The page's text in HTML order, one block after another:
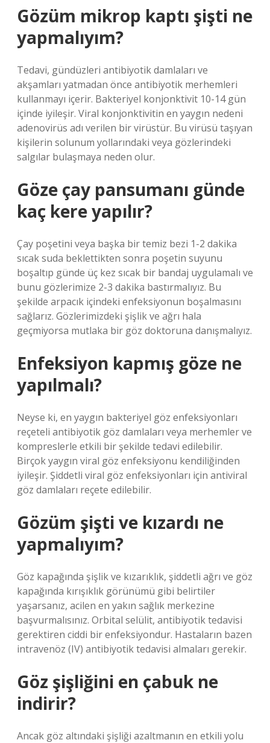
Gözüm mikrop kaptı şişti ne
yapmalıyım?
Tedavi, gündüzleri antibiyotik damlaları ve
akşamları yatmadan önce antibiyotik merhemleri
kullanmayı içerir. Bakteriyel konjonktivit 10-14 gün
içinde iyileşir. Viral konjonktivitin en yaygın nedeni
adenovirüs adı verilen bir virüstür. Bu virüsü taşıyan
kişilerin solunum yollarındaki veya gözlerindeki
salgılar bulaşmaya neden olur.
Göze çay pansumanı günde
kaç kere yapılır?
Çay poşetini veya başka bir temiz bezi 1-2 dakika
sıcak suda beklettikten sonra poşetin suyunu
boşaltıp günde üç kez sıcak bir bandaj uygulamalı ve
bunu gözlerimize 2-3 dakika bastırmalıyız. Bu
şekilde arpacık içindeki enfeksiyonun boşalmasını
sağlarız. Gözlerimizdeki şişlik ve ağrı hala
geçmiyorsa mutlaka bir göz doktoruna danışmalıyız.
Enfeksiyon kapmış göze ne
yapılmalı?
Neyse ki, en yaygın bakteriyel göz enfeksiyonları
reçeteli antibiyotik göz damlaları veya merhemler ve
kompreslerle etkili bir şekilde tedavi edilebilir.
Birçok yaygın viral göz enfeksiyonu kendiliğinden
iyileşir. Şiddetli viral göz enfeksiyonları için antiviral
göz damlaları reçete edilebilir.
Gözüm şişti ve kızardı ne
yapmalıyım?
Göz kapağında şişlik ve kızarıklık, şiddetli ağrı ve göz
kapağında kırışıklık görünümü gibi belirtiler
yaşarsanız, acilen en yakın sağlık merkezine
başvurmalısınız. Orbital selülit, antibiyotik tedavisi
gerektiren ciddi bir enfeksiyondur. Hastaların bazen
intravenöz (IV) antibiyotik tedavisi almaları gerekir.
Göz şişliğini en çabuk ne
indirir?
Ancak göz altındaki şişliği azaltmanın en etkili yolu